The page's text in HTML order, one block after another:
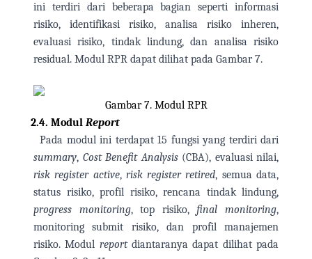
ini terdiri dari beberapa bagian seperti informasi
risiko, identifikasi risiko, analisa risiko inheren,
evaluasi risiko, tindak lindung, dan analisa risiko
residual. Modul RPR dapat dilihat pada Gambar 7.
Gambar 7. Modul RPR
2.4. Modul Report
Pada modul ini terdapat 15 fungsi yang terdiri dari
summary, Cost Benefit Analysis(CBA), evaluasi nilai,
risk register active, risk register retired, semua data,
status risiko, profil risiko, rencana tindak lindung,
progress monitoring, top risiko, final monitoring,
monitoring submit risiko, dan profil manajemen
risiko. Modul reportdiantaranya dapat dilihat pada